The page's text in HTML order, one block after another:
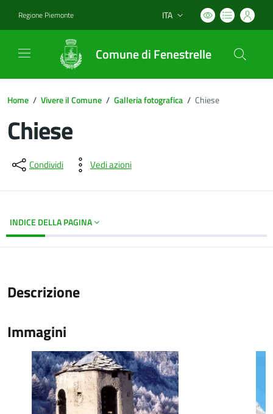
Regione Piemonte Lingua attiva:
ITA
Comune di Fenestrelle
Home / Vivere il Comune / Galleria fotografica / Chiese
Chiese
Dettagli del documento
Condividi Vedi azioni
INDICE DELLA PAGINA
Descrizione
Immagini